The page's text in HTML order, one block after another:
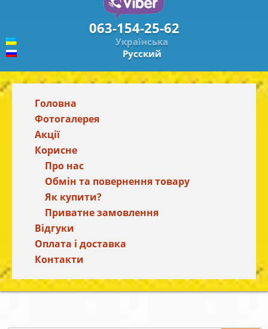
063-154-25-62
Українська
Русский
Головна
Фотогалерея
Акції
Корисне
Про нас
Обмін та повернення товару
Як купити?
Приватне замовлення
Відгуки
Оплата і доставка
Контакти